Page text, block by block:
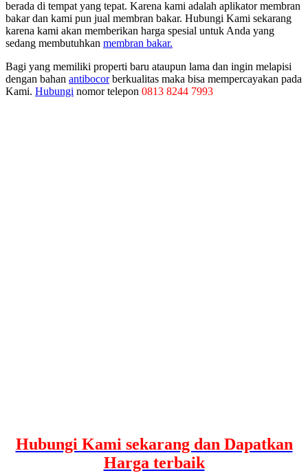
berada di tempat yang tepat. Karena kami adalah aplikator membran
bakar dan kami pun jual membran bakar. Hubungi Kami sekarang
karena kami akan memberikan harga spesial untuk Anda yang
sedang membutuhkan membran bakar.
Bagi yang memiliki properti baru ataupun lama dan ingin melapisi
dengan bahan antibocorberkualitas maka bisa mempercayakan pada
Kami. Hubungi nomor telepon 0813 8244 7993
Hubungi Kami sekarang dan Dapatkan
Harga terbaik